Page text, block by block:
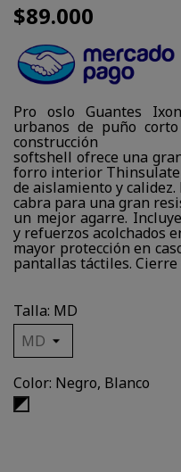
$89.000
Pro oslo Guantes
urbanos de puño
construcción
softshell ofrece una
forro interior
de aislamiento y
cabra para una gran
un mejor agarre.
y refuerzos acolchados
mayor protección en
pantallas táctiles.
Talla: MD
Color: Negro, Blanco
Negro,